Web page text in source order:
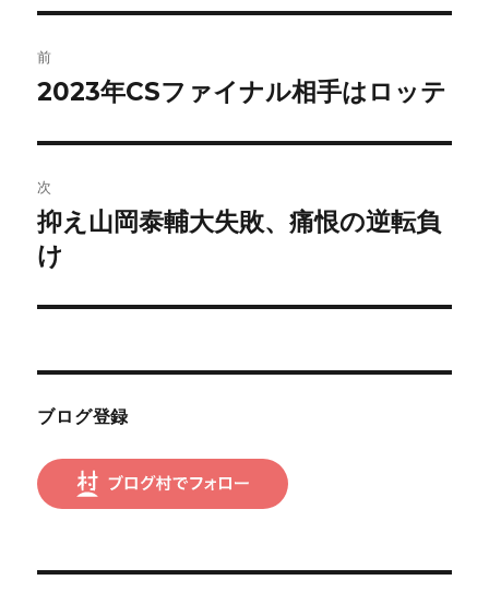
稿
ビ
ゲ
ー
シ
ン
前
前
投
稿:
2023年CSファイナル相手はロッテ
次
次
の
稿:
抑え山岡泰輔大失敗、痛恨の逆転負
け
ブログ登録